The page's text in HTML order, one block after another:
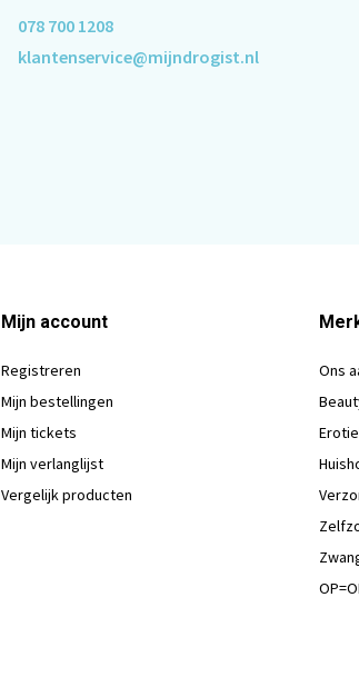
078 700 1208
klantenservice@mijndrogist.nl
Mijn account
Registreren
Mijn bestellingen
Mijn tickets
Mijn verlanglijst
Vergelijk producten
Ons